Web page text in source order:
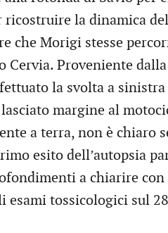
ricostruire la dinamica
che Morigi stesse
Cervia. Proveniente
la svolta a
margine al
a terra, non è chiaro
esito dell’autopsia
a chiarire
esami tossicologici sul